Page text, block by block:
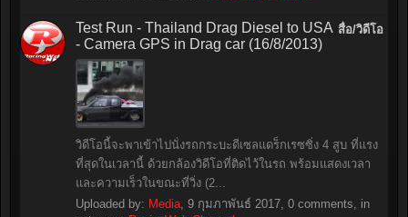
สื่อ/วิดีโอ
Test Run - Thailand Drag Diesel to USA
- Camera GPS in Drag car (16/8/2013)
วิดีโอนี้จะพาเข้าไปนั่งรถกระบะดีเซลแดร็กเรซซิ่ง 4 สูบ ที่แรง
ที่สุดในเวลานี้ ด้วยกล้องวิดีโอที่ติดไว้ในรถ พร้อมแสดงเวลา
และความเร็วในขณะที่วิ่ง (2...
Uploaded by: Media, 9 กุมภาพันธ์ 2017, 0 comments, in